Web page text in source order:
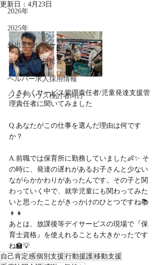
2026年
2025年
外出支援レポート
うきわくの日常＆イベント
ヘルパー求人採用情報
シェアハウス検討者向け
更新日： 4月23日
うきわくサービス管理責任者/児童発達支援管
理責任者に聞いてみました
Q.あなたがこの仕事を選んだ理由は何です
か？
A.前職では保育所に勤務していました👶✨ そ
の時に、発達の遅れがあるお子さんと少ない
ながらかかわりがあったんです。その子と関
わっていく中で、就学児童にも関わってみた
いと思ったことがきっかけのひとつですね📚
👦👧
あとは、放課後等デイサービスの現場で『保
育士資格』を使えれることも大きかったです
ね🏫💡
自己肯定感個別支援 行動援護 移動支援